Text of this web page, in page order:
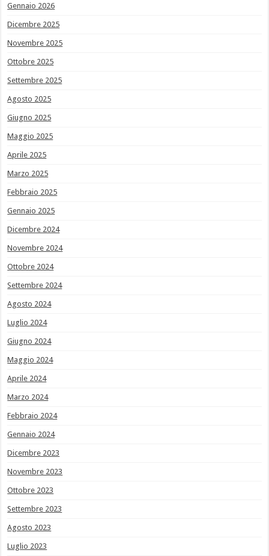
Gennaio 2026
Dicembre 2025
Novembre 2025
Ottobre 2025
Settembre 2025
Agosto 2025
Giugno 2025
Maggio 2025
Aprile 2025
Marzo 2025
Febbraio 2025
Gennaio 2025
Dicembre 2024
Novembre 2024
Ottobre 2024
Settembre 2024
Agosto 2024
Luglio 2024
Giugno 2024
Maggio 2024
Aprile 2024
Marzo 2024
Febbraio 2024
Gennaio 2024
Dicembre 2023
Novembre 2023
Ottobre 2023
Settembre 2023
Agosto 2023
Luglio 2023